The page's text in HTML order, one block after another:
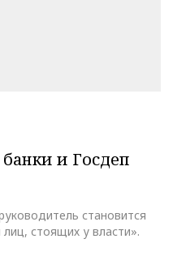
и Госдеп
становится
стоящих у власти».